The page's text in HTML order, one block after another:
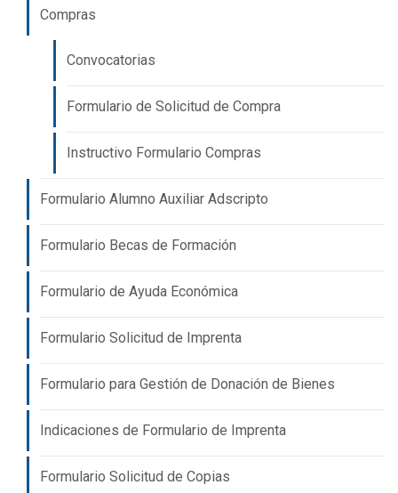
Compras
Convocatorias
Formulario de Solicitud de Compra
Instructivo Formulario Compras
Formulario Alumno Auxiliar Adscripto
Formulario Becas de Formación
Formulario de Ayuda Económica
Formulario Solicitud de Imprenta
Formulario para Gestión de Donación de Bienes
Indicaciones de Formulario de Imprenta
Formulario Solicitud de Copias